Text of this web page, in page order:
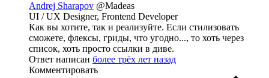
Andrej Sharapov @Madeas
UI / UX Designer, Frontend Developer
Как вы хотите, так и реализуйте. Если стилизовать
сможете, флексы, гриды, что угодно..., то хоть через
список, хоть просто ссылки в диве.
Ответ написан более трёх лет назад
Комментировать